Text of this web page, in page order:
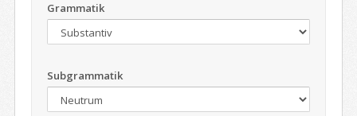
Grammatik
Subgrammatik